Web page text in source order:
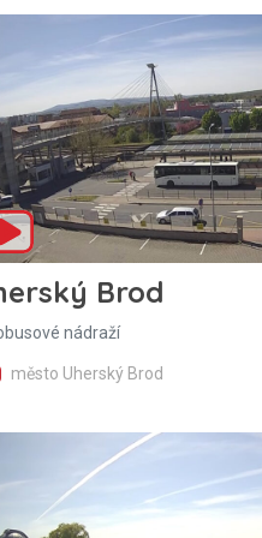
Brod
nádraží
město Uherský Brod